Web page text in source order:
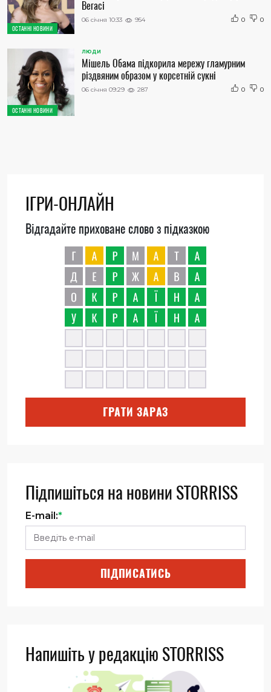
ОСТАННІ НОВИНИ
Вегасі
06 січня 10:33 954 0 0
ОСТАННІ НОВИНИ
ЛЮДИ
Мішель Обама підкорила мережу гламурним
різдвяним образом у корсетній сукні
06 січня 09:29 287 0 0
ІГРИ-ОНЛАЙН
Відгадайте приховане слово з підказкою
ГРАТИ ЗАРАЗ
Підпишіться на новини STORRISS
E-mail:*
ПІДПИСАТИСЬ
Напишіть у редакцію STORRISS